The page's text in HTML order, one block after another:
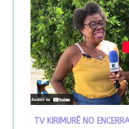
TV KIRIMURÊ NO